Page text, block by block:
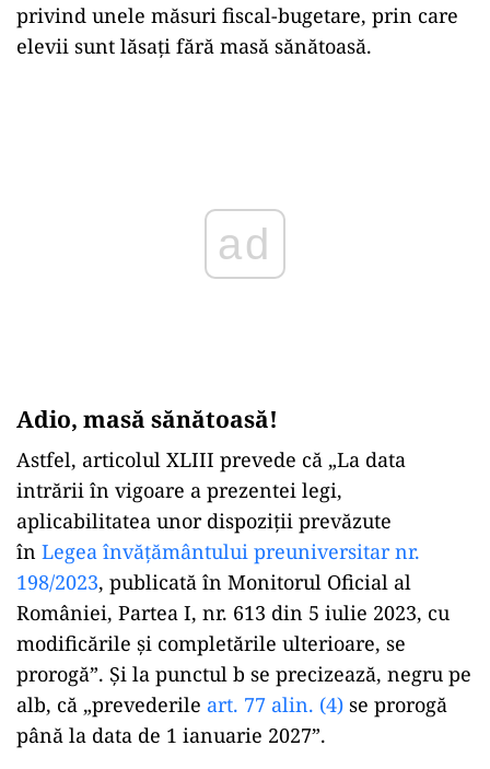
privind unele măsuri fiscal-bugetare, prin care
elevii sunt lăsați fără masă sănătoasă.
Adio, masă sănătoasă!
Astfel, articolul XLIII prevede că „La data
intrării în vigoare a prezentei legi,
aplicabilitatea unor dispoziții prevăzute
în Legea învățământului preuniversitar nr.
198/2023, publicată în Monitorul Oficial al
României, Partea I, nr. 613 din 5 iulie 2023, cu
modificările și completările ulterioare, se
prorogă”. Și la punctul b se precizează, negru pe
alb, că „prevederile art. 77 alin. (4) se prorogă
până la data de 1 ianuarie 2027”.